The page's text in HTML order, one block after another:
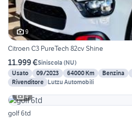
9
Citroen C3 PureTech 82cv Shine
11.999 €Siniscola (NU)
Usato
09/2023 64000 Km Benzina
Rivenditore Lutzu Automobili
4
golf 6td